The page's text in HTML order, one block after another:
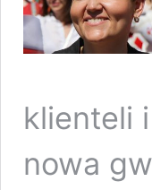
klienteli
nowa